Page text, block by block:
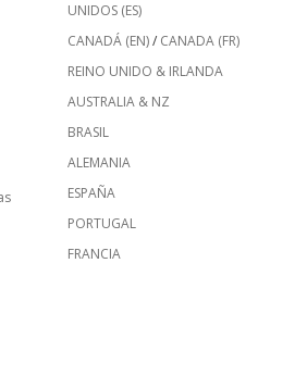
UNIDOS (ES)
CANADÁ (EN)/ CANADA (FR)
REINO UNIDO & IRLANDA
AUSTRALIA & NZ
BRASIL
ALEMANIA
ESPAÑA
PORTUGAL
FRANCIA